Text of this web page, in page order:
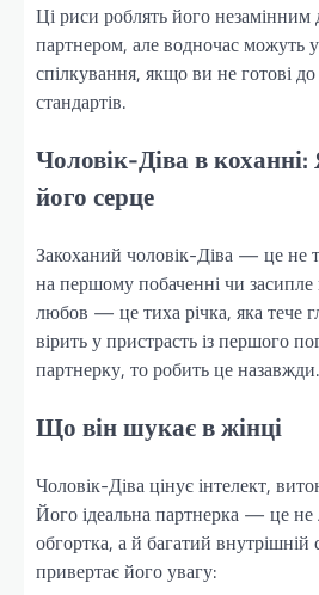
Ці риси роблять його
партнером, але водночас можуть
спілкування, якщо ви не готові
стандартів.
Чоловік-Діва в
його серце
Закоханий чоловік-Діва — це не
на першому побаченні чи
любов — це тиха річка, яка тече
вірить у пристрасть із першого
партнерку, то робить це назавжди.
Що він шукає в жінці
Чоловік-Діва цінує інтелект,
Його ідеальна партнерка — це
обгортка, а й багатий внутрішній
привертає його увагу: